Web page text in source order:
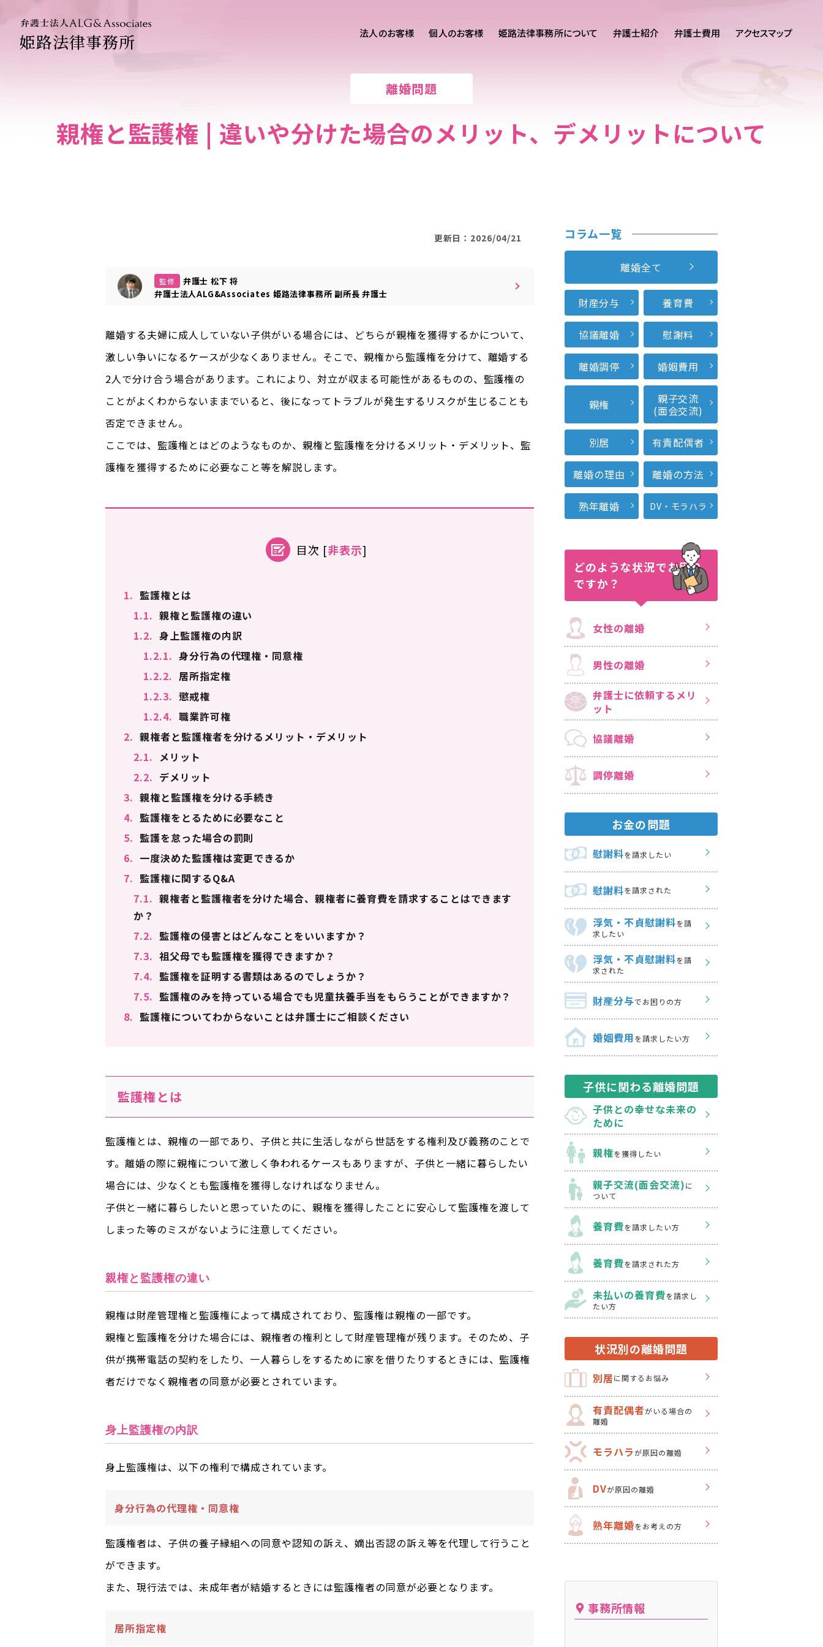
姫路法律事務所 法人のお客様 個人のお客様
個人のお客様ご相談
離婚問題 刑事事件
姫路法律事務所について 弁護士紹介 弁護士費用 アクセスマップ
離婚問題
親権と監護権 | 違いや分けた場合のメリット、デメリットについて
更新日：2026/04/21
監修
弁護士 松下 将
弁護士法人ALG&Associates 姫路法律事務所副所長 弁護士
離婚する夫婦に成人していない子供がいる場合には、どちらが親権を獲得するかについて、
激しい争いになるケースが少なくありません。そこで、親権から監護権を分けて、離婚する
2人で分け合う場合があります。これにより、対立が収まる可能性があるものの、監護権の
ことがよくわからないままでいると、後になってトラブルが発生するリスクが生じることも
否定できません。
ここでは、監護権とはどのようなものか、親権と監護権を分けるメリット・デメリット、監
護権を獲得するために必要なこと等を解説します。
目次 [非表示]
1. 監護権とは
1.1. 親権と監護権の違い
1.2. 身上監護権の内訳
1.2.1. 身分行為の代理権・同意権
1.2.2. 居所指定権
1.2.3. 懲戒権
1.2.4. 職業許可権
2. 親権者と監護権者を分けるメリット・デメリット
2.1. メリット
2.2. デメリット
3. 親権と監護権を分ける手続き
4. 監護権をとるために必要なこと
5. 監護を怠った場合の罰則
6. 一度決めた監護権は変更できるか
7. 監護権に関するQ&A
7.1. 親権者と監護権者を分けた場合、親権者に養育費を請求することはできます
か？
7.2. 監護権の侵害とはどんなことをいいますか？
7.3. 祖父母でも監護権を獲得できますか？
7.4. 監護権を証明する書類はあるのでしょうか？
7.5. 監護権のみを持っている場合でも児童扶養手当をもらうことができますか？
8. 監護権についてわからないことは弁護士にご相談ください
監護権とは
監護権とは、親権の一部であり、子供と共に生活しながら世話をする権利及び義務のことで
す。離婚の際に親権について激しく争われるケースもありますが、子供と一緒に暮らしたい
場合には、少なくとも監護権を獲得しなければなりません。
子供と一緒に暮らしたいと思っていたのに、親権を獲得したことに安心して監護権を渡して
しまった等のミスがないように注意してください。
親権と監護権の違い
親権は財産管理権と監護権によって構成されており、監護権は親権の一部です。
親権と監護権を分けた場合には、親権者の権利として財産管理権が残ります。そのため、子
供が携帯電話の契約をしたり、一人暮らしをするために家を借りたりするときには、監護権
者だけでなく親権者の同意が必要とされています。
身上監護権の内訳
身上監護権は、以下の権利で構成されています。
身分行為の代理権・同意権
監護権者は、子供の養子縁組への同意や認知の訴え、嫡出否認の訴え等を代理して行うこと
ができます。
また、現行法では、未成年者が結婚するときには監護権者の同意が必要となります。
居所指定権
コラム一覧
離婚全て
財産分与 養育費
協議離婚 慰謝料
離婚調停 婚姻費用
親権
親子交流
(面会交流)
別居 有責配偶者
離婚の理由 離婚の方法
熟年離婚 DV・モラハラ
どのような状況でお困り
ですか？
女性の離婚
男性の離婚
弁護士に依頼するメリ
ット
協議離婚
調停離婚
お金の問題
慰謝料を請求したい
慰謝料を請求された
浮気・不貞慰謝料を請
求したい
浮気・不貞慰謝料を請
求された
財産分与でお困りの方
婚姻費用を請求したい方
子供に関わる離婚問題
子供との幸せな未来の
ために
親権を獲得したい
親子交流(面会交流)に
ついて
養育費を請求したい方
養育費を請求された方
未払いの養育費を請求し
たい方
状況別の離婚問題
別居に関するお悩み
有責配偶者がいる場合の
離婚
モラハラが原因の離婚
DVが原因の離婚
熟年離婚をお考えの方
事務所情報